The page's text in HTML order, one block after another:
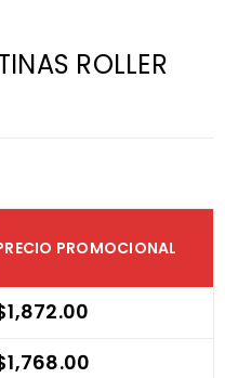
ROLLER
PROMOCIONAL
1,872.00
1,768.00